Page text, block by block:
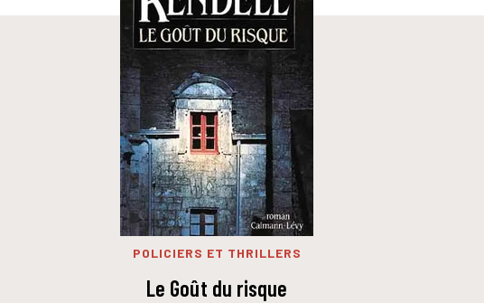
POLICIERS ET THRILLERS
Le Goût du risque